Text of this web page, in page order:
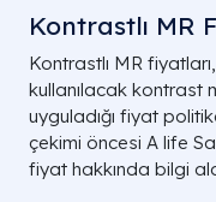
Kontrastlı MR
Kontrastlı MR
kullanılacak kontrast
uyguladığı fiyat
çekimi öncesi A life
fiyat hakkında bilgi